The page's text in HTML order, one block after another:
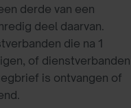
derde van een
deel daarvan.
die na 1
of dienstverbanden
is ontvangen of